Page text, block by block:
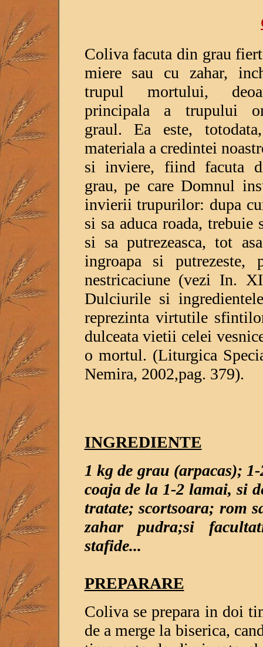
Coliva facuta din grau
miere sau cu zahar,
trupul mortului,
principala a trupului
graul. Ea este,
materiala a credintei
si inviere, fiind facuta
grau, pe care Domnul
invierii trupurilor: dupa
si sa aduca roada,
si sa putrezeasca, tot
ingroapa si
nestricaciune (vezi In.
Dulciurile si
reprezinta virtutile
dulceata vietii celei
o mortul. (Liturgica
Nemira, 2002,pag. 379).
INGREDIENTE
1 kg de grau (arpacas);
coaja de la 1-2 lamai, si
tratate; scortsoara; rom
zahar pudra;si
stafide...
PREPARARE
Coliva se prepara in doi
de a merge la biserica,